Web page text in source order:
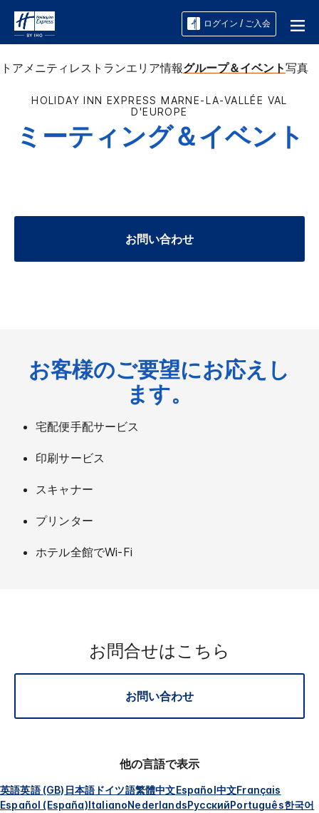
ログイン / ご入会
アメニティ レストランエリア情報グループ＆イベント写真
HOLIDAY INN EXPRESS MARNE-LA-VALLÉE VAL
D'EUROPE
ミーティング＆イベント
お問い合わせ
お客様のご要望にお応えし
ます。
宅配便手配サービス
印刷サービス
スキャナー
プリンター
ホテル全館でWi-Fi
お問合せはこちら
お問い合わせ
他の言語で表示
英語英語 (GB) 日本語 ドイツ語繁體中文Español中文Français
Español (España)ItalianoNederlandsРусскийPortuguês한국어